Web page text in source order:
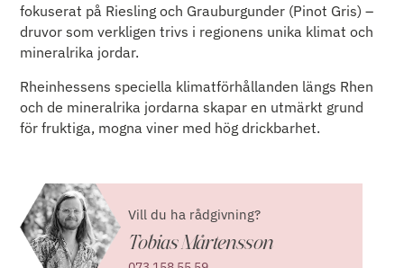
fokuserat på Riesling och Grauburgunder (Pinot Gris) –
druvor som verkligen trivs i regionens unika klimat och
mineralrika jordar.
Rheinhessens speciella klimatförhållanden längs Rhen
och de mineralrika jordarna skapar en utmärkt grund
för fruktiga, mogna viner med hög drickbarhet.
Vill du ha rådgivning?
Tobias Mårtensson